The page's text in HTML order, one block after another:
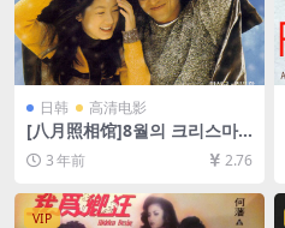
日韩 高清电影
[八月照相馆]8월의 크리스마
스 (1998)[百度网盘+迅雷云盘
资源1080P超清未删减][MP4/
3 年前 2.76
VIP